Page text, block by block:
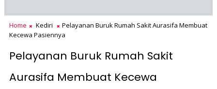
Home Kediri
Pelayanan Buruk Rumah Sakit Aurasifa Membuat
Kecewa Pasiennya
Pelayanan Buruk Rumah Sakit
Aurasifa Membuat Kecewa